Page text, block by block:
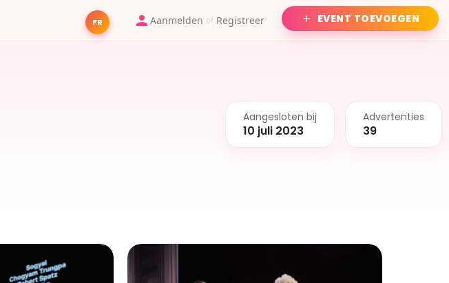
FR Aanmelden of Registreer EVENT TOEVOEGEN
Aangesloten bij
10 juli 2023
Advertenties
39